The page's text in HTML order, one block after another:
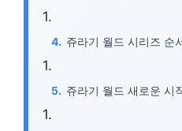
쥬라기 월드 시리즈 순
쥬라기 월드 새로운 시